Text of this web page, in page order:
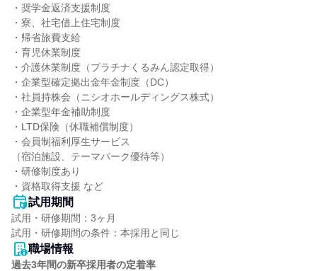
・奨学金返済支援制度
・寮、社宅借上住宅制度
・帰省旅費支給
・育児休業制度
・介護休業制度（プラチナくるみん認定取得）
・企業型確定拠出金年金制度（DC）
・社員持株会（ニシオホールディングス株式）
・企業型年金補助制度
・LTD保険（休職補償制度）
・会員制福利厚生サービス
（宿泊施設、テーマパーク優待等）
・研修制度あり
・資格取得支援 など
試用期間
試用・研修期間：3ヶ月
職場情報
過去3年間の新卒採用者の定着率